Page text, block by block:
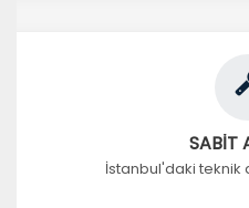
SABİT
İstanbul'daki teknik